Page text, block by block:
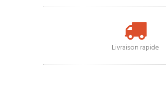
Livraison rapide